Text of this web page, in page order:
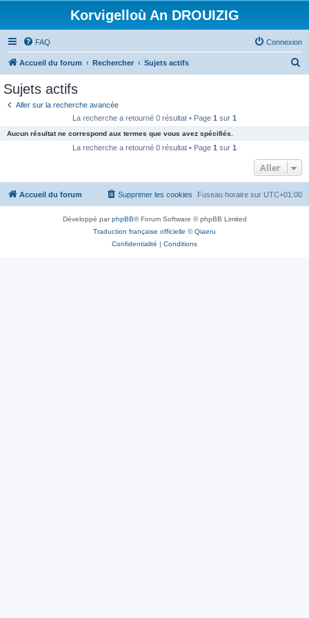
Korvigelloù An DROUIZIG
FAQ Connexion
Accueil du forum Rechercher Sujets actifs
c
e
Sujets actifs
Aller sur la recherche avancée
La recherche a retourné 0 résultat • Page 1 sur 1
Aucun résultat ne correspond aux termes que vous avez spécifiés.
La recherche a retourné 0 résultat • Page 1 sur 1
Aller
Accueil du forum Fuseau horaire sur UTC+01:00
Supprimer les cookies
Développé parphpBB® Forum Software © phpBB Limited
Traduction française officielle ©Qiaeru
Confidentialité | Conditions